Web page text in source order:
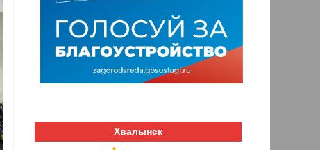
Хвалынск